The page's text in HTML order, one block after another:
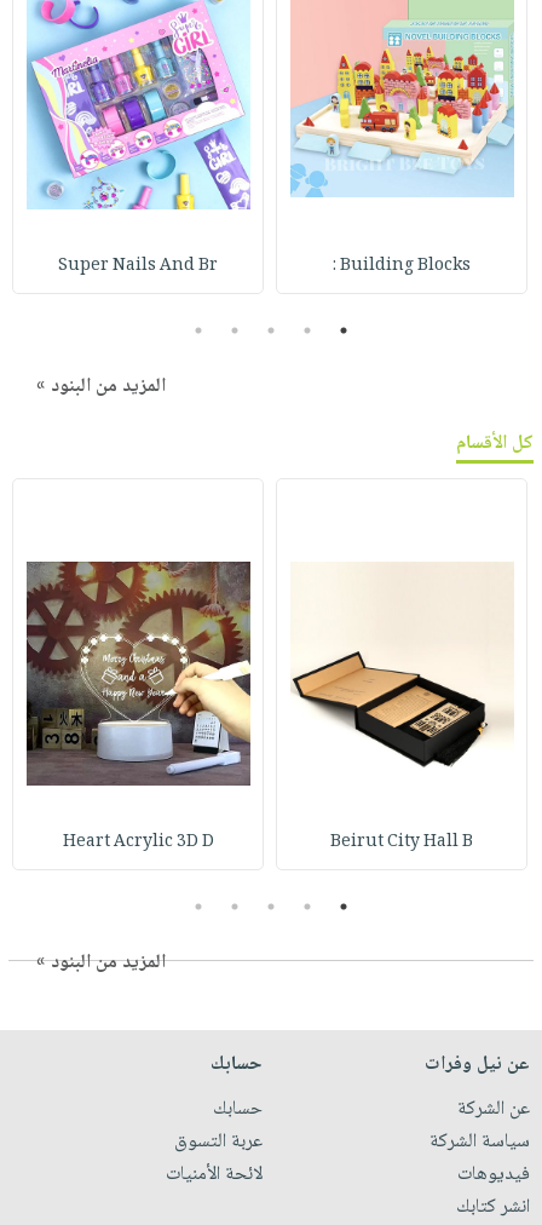
Building Blocks :
Super Nails And Br
1
2
3
4
5
المزيد من البنود »
كل الأقسام
Beirut City Hall B
Heart Acrylic 3D D
1
2
3
4
5
المزيد من البنود »
عن نيل وفرات
عن الشركة
سياسة الشركة
فيديوهات
انشر كتابك
حسابك
حسابك
عربة التسوق
لائحة الأمنيات